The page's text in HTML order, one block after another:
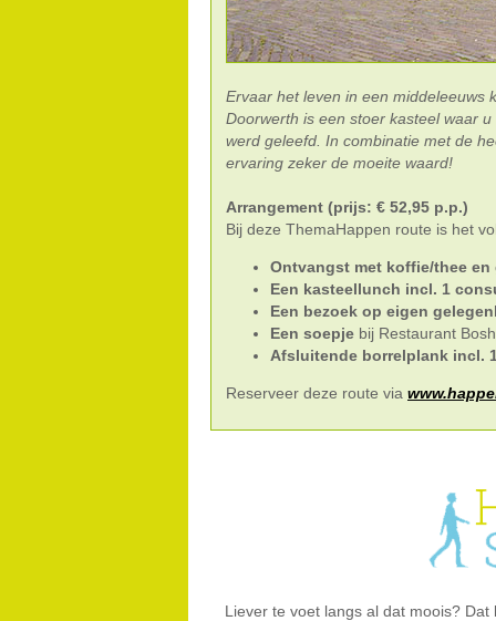
Ervaar het leven in een middeleeuws
Doorwerth is een stoer kasteel waar
werd geleefd. In combinatie met de
ervaring zeker de moeite waard!
Arrangement (prijs: € 52,95 p.p.)
Bij deze ThemaHappen route is het
Ontvangst met koffie/thee en
Een kasteellunch incl. 1
Een bezoek op eigen
Een soepje bij Restaurant
Afsluitende borrelplank incl.
Reserveer deze route via
Liever te voet langs al dat moois?